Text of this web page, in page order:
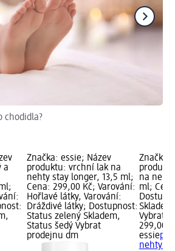
chodidla?
a
Značka: essie; Název
produktu: vrchní lak na
nehty stay longer, 13,5 ml;
Cena: 299,00 Kč; Varování:
Hořlavé látky, Varování:
Dráždivé látky; Dostupnost:
Status zelený Skladem,
Status šedý Vybrat
prodejnu dm
Značka:
na
ml;
Vybrat
299,00
essie
nehty